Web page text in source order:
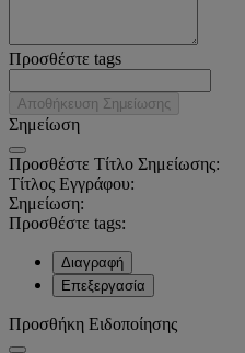
Προσθέστε tags
Αποθήκευση Σημείωσης
Σημείωση
Προσθέστε Τίτλο Σημείωσης:
Τίτλος Εγγράφου:
Σημείωση:
Προσθέστε tags:
Διαγραφή
Επεξεργασία
Προσθήκη Ειδοποίησης